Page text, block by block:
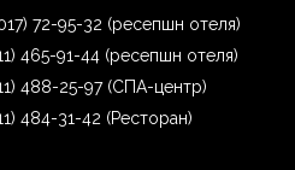
72-95-32 (ресепшн отеля)
465-91-44 (ресепшн отеля)
488-25-97 (СПА-центр)
484-31-42 (Ресторан)